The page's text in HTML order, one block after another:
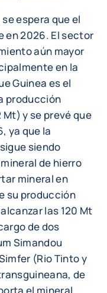
espera que el
en 2026. El sector
aún mayor
en la
Guinea es el
producción
Mt) y se prevé que
ya que la
siendo
de hierro
mineral en
su producción
las 120 Mt
de dos
Simandou
(Rio Tinto y
de